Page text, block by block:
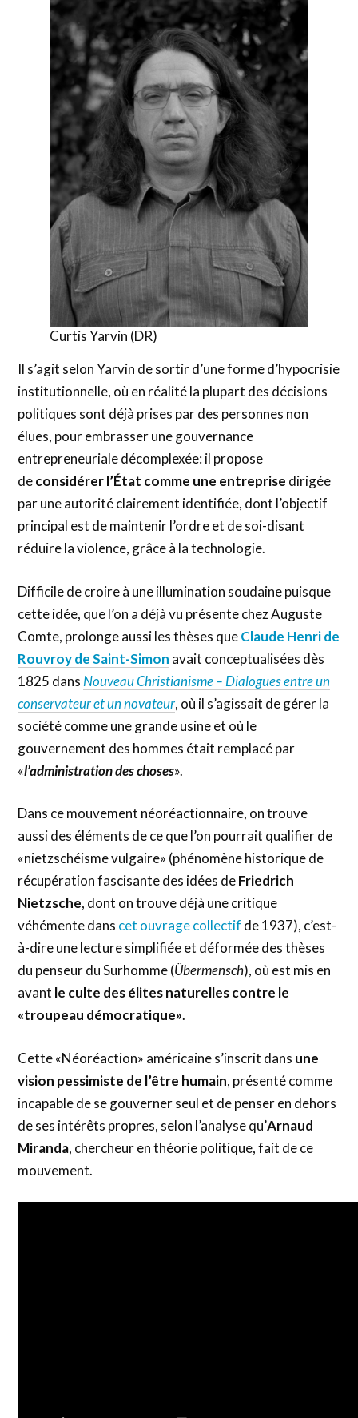
Curtis Yarvin (DR)
Il s’agit selon Yarvin de sortir d’une forme d’hypocrisie
institutionnelle, où en réalité la plupart des décisions
politiques sont déjà prises par des personnes non
élues, pour embrasser une gouvernance
entrepreneuriale décomplexée: il propose
deconsidérer l’État comme une entreprise dirigée
par une autorité clairement identifiée, dont l’objectif
principal est de maintenir l’ordre et de soi-disant
réduire la violence, grâce à la technologie.
Difficile de croire à une illumination soudaine puisque
cette idée, que l’on a déjà vu présente chez Auguste
Comte, prolonge aussi les thèses queClaude Henri de
Rouvroy de Saint-Simon avait conceptualisées dès
1825 dans Nouveau Christianisme– Dialogues entre un
conservateur et un novateur, où il s’agissait de gérer la
société comme une grande usine et où le
gouvernement des hommes était remplacé par
«l’administration des choses».
Dans ce mouvement néoréactionnaire, on trouve
aussi des éléments de ce que l’on pourrait qualifier de
«nietzschéisme vulgaire» (phénomène historique de
récupération fascisante des idées deFriedrich
Nietzsche, dont on trouve déjà une critique
véhémente dans cet ouvrage collectif de 1937), c’est-
à-dire une lecture simplifiée et déformée des thèses
du penseur du Surhomme (Übermensch), où est mis en
avant le culte des élites naturelles contre le
«troupeau démocratique».
Cette «Néoréaction» américaine s’inscrit dans une
vision pessimiste de l’être humain, présenté comme
incapable de se gouverner seul et de penser en dehors
de ses intérêts propres, selon l’analyse qu’Arnaud
Miranda, chercheur en théorie politique, fait de ce
mouvement.